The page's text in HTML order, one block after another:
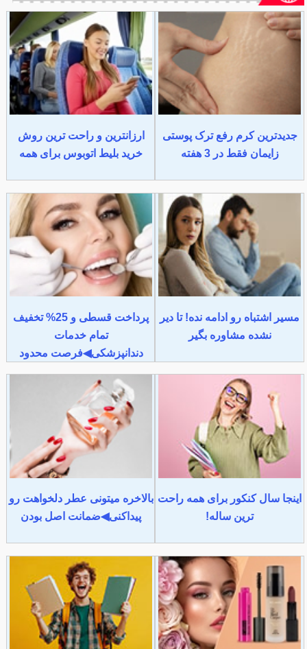
جدیدترین کرم رفع ترک پوستی
زایمان فقط در 3 هفته
ارزانترین و راحت ترین روش
خرید بلیط اتوبوس برای همه
مسیر اشتباه رو ادامه نده! تا دیر
نشده مشاوره بگیر
پرداخت قسطی و 25% تخفیف
تمام خدمات
دندانپزشکی◀فرصت محدود
اینجا سال کنکور برای همه راحت
ترین ساله!
بالاخره میتونی عطر دلخواهت رو
پیداکنی◀ضمانت اصل بودن